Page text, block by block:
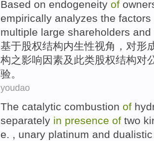
Based on endogeneity of
empirically analyzes the factors
multiple large shareholders and
基于股权结构内生性视角，对形
构之影响因素及 此类股权结构对
验。
youdao
The catalytic combustion of
separately in presence of two
e. , unary platinum and